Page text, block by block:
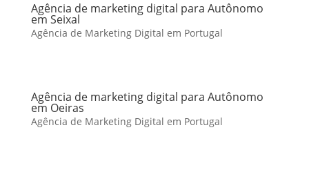
Agência de marketing digital para Autônomo
em Seixal
Agência de Marketing Digital em Portugal
Agência de marketing digital para Autônomo
em Oeiras
Agência de Marketing Digital em Portugal